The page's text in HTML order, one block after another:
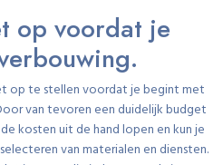
op voordat je
op te stellen voordat je begint met
van tevoren een duidelijk budget
kosten uit de hand lopen en kun je
van materialen en diensten.